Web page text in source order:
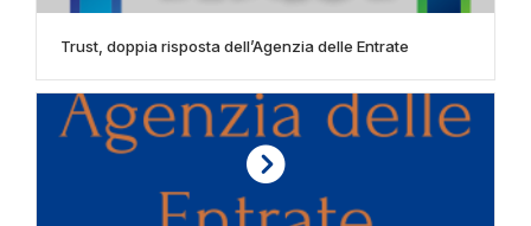
Trust, doppia risposta dell’Agenzia delle Entrate